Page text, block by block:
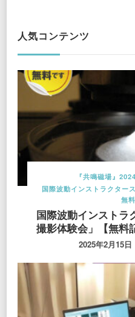
人気コンテンツ
『共鳴磁場』
国際波動インストラクター
無
国際波動インストラ
撮影体験会」【無料
2025年2月15日